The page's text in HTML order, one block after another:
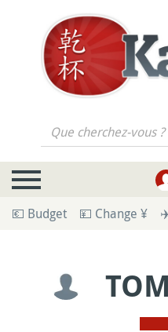
Que cherchez-vous
💶 Budget 💴 Change ¥